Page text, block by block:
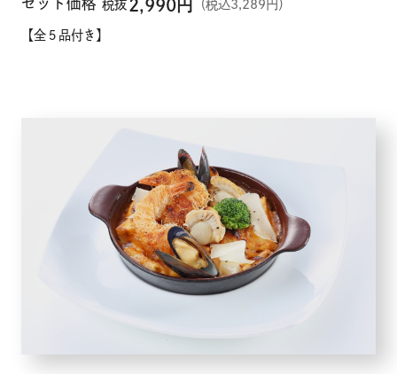
セット価格 税抜 2,990円 （税込3,289円）
【全５品付き】